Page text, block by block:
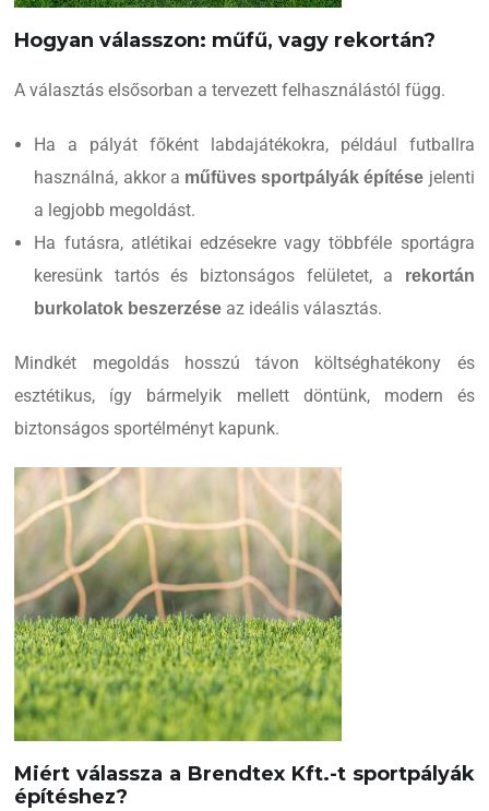
Hogyan válasszon: műfű, vagy rekortán?
A választás elsősorban a tervezett felhasználástól függ.
Ha a pályát főként labdajátékokra, például futballra
használná, akkor a műfüves sportpályák építése jelenti
a legjobb megoldást.
Ha futásra, atlétikai edzésekre vagy többféle sportágra
keresünk tartós és biztonságos felületet, a
rekortán
burkolatok beszerzése az ideális választás.
Mindkét megoldás hosszú távon költséghatékony és
esztétikus, így bármelyik mellett döntünk, modern és
biztonságos sportélményt kapunk.
Miért válassza a Brendtex Kft.-t sportpályák
építéshez?